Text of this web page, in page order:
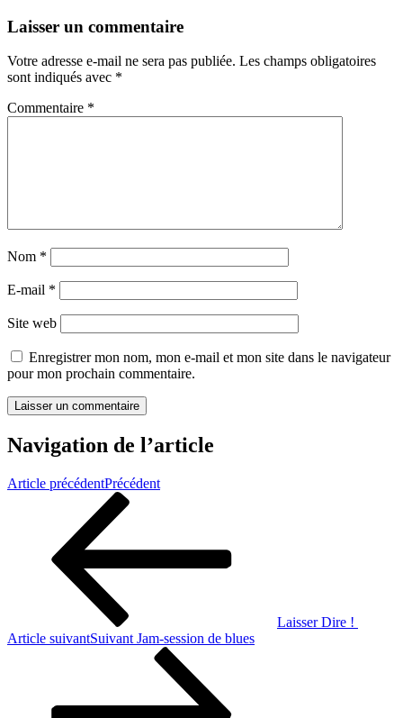
Laisser un commentaire
Votre adresse e-mail ne sera pas publiée. Les champs obligatoires
sont indiqués avec *
Commentaire *
Nom *
E-mail *
Site web
Enregistrer mon nom, mon e-mail et mon site dans le navigateur
pour mon prochain commentaire.
Navigation de l’article
Article précédentPrécédent
Laisser Dire !
Article suivantSuivant Jam-session de blues